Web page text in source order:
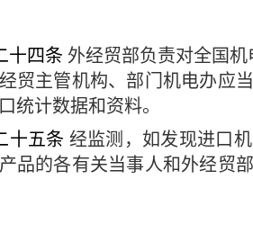
十四条 外经贸部负责对全国机
贸主管机构、部门机电办应
口统计数据和资料。
十五条 经监测，如发现进口
品的各有关当事人和外经贸